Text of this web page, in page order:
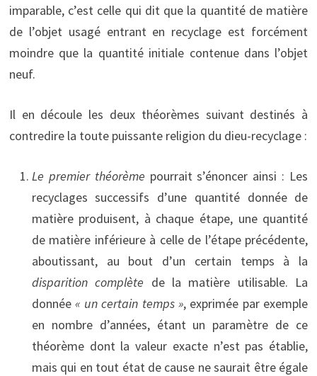
imparable, c’est celle qui dit que la quantité de matière
de l’objet usagé entrant en recyclage est forcément
moindre que la quantité initiale contenue dans l’objet
neuf.
Il en découle les deux théorèmes suivant destinés à
contredire la toute puissante religion du dieu-recyclage :
Le premier théorème pourrait s’énoncer ainsi : Les
recyclages successifs d’une quantité donnée de
matière produisent, à chaque étape, une quantité
de matière inférieure à celle de l’étape précédente,
aboutissant, au bout d’un certain temps à la
disparition complète de la matière utilisable. La
donnée« un certain temps », exprimée par exemple
en nombre d’années, étant un paramètre de ce
théorème dont la valeur exacte n’est pas établie,
mais qui en tout état de cause ne saurait être égale